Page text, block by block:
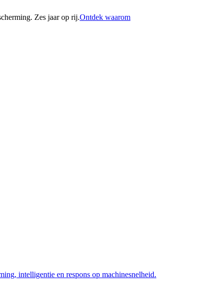
Zes jaar op rij.Ontdek waarom
intelligentie en respons op machinesnelheid.